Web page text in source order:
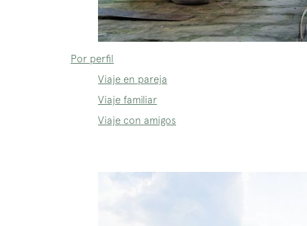
Por perfil
Viaje en pareja
Viaje familiar
Viaje con amigos